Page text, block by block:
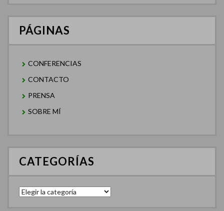
PÁGINAS
CONFERENCIAS
CONTACTO
PRENSA
SOBRE MÍ
CATEGORÍAS
Categorías